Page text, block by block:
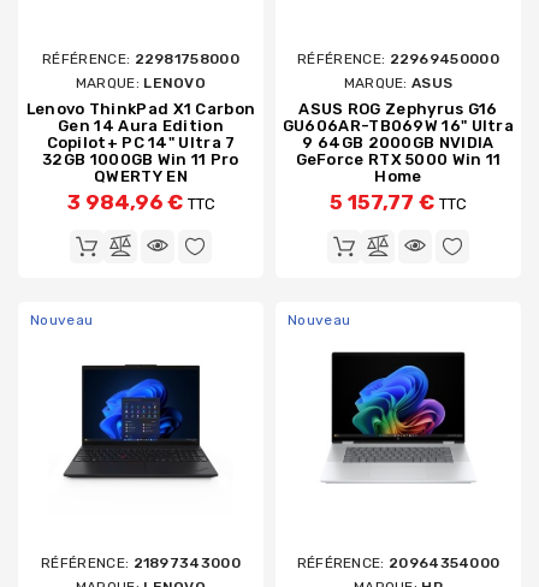
RÉFÉRENCE: 22981758000
MARQUE: LENOVO
Lenovo ThinkPad X1 Carbon
Gen 14 Aura Edition
Copilot+ PC 14" Ultra 7
32GB 1000GB Win 11 Pro
QWERTY EN
3 984,96 € TTC
RÉFÉRENCE: 22969450000
MARQUE:ASUS
ASUS ROG Zephyrus G16
GU606AR-TB069W 16" Ultra
9 64GB 2000GB NVIDIA
GeForce RTX 5000 Win 11
Home
5 157,77 € TTC
Nouveau
RÉFÉRENCE: 21897343000
Nouveau
RÉFÉRENCE: 20964354000